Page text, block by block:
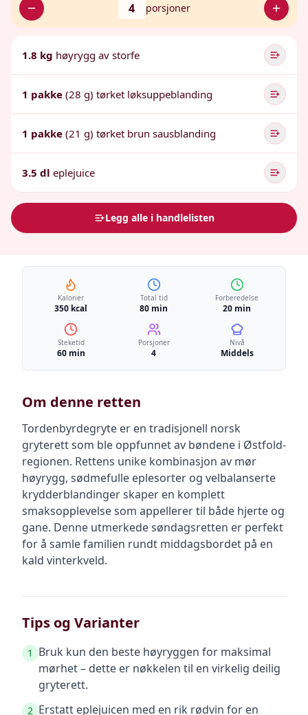
4 porsjoner
1.8 kg høyrygg av storfe
1 pakke (28 g) tørket løksuppeblanding
1 pakke (21 g) tørket brun sausblanding
3.5 dl eplejuice
Legg alle i handlelisten
Kalorier
350 kcal
Total tid
80 min
Forberedelse
20 min
Steketid
60 min
Porsjoner
4
Nivå
Middels
Om denne retten
Tordenbyrdegryte er en tradisjonell norsk
gryterett som ble oppfunnet av bøndene i Østfold-
regionen. Rettens unike kombinasjon av mør
høyrygg, sødmefulle eplesorter og velbalanserte
krydderblandinger skaper en komplett
smaksopplevelse som appellerer til både hjerte og
gane. Denne utmerkede søndagsretten er perfekt
for å samle familien rundt middagsbordet på en
kald vinterkveld.
Tips og Varianter
1
Bruk kun den beste høyryggen for maksimal
mørhet – dette er nøkkelen til en virkelig deilig
gryterett.
2 Erstatt eplejuicen med en rik rødvin for en